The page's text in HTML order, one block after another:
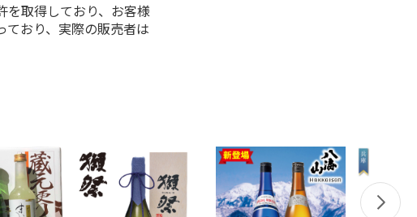
取得しており、お客様
ており、実際の販売者は